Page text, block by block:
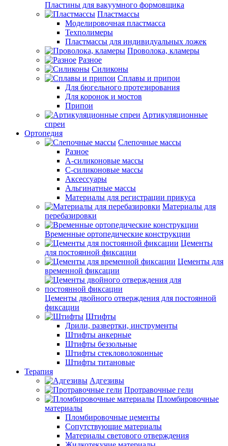
Пластины для вакуумного формовщика
Пластмассы
Моделировочная пластмасса
Техполимеры
Пластмассы для индивидуальных ложек
Проволока, кламеры
Разное
Силиконы
Сплавы и припои
Для бюгельного протезирования
Для коронок и мостов
Припои
Артикуляционные
спреи
Ортопедия
Слепочные массы
Разное
А-силиконовые массы
С-силиконовые массы
Аксессуары
Альгинатные массы
Материалы для регистрации прикуса
Материалы для
перебазировки
Временные ортопедические конструкции
Цементы
для постоянной фиксации
Цементы для
временной фиксации
Цементы двойного отверждения для постоянной
фиксации
Штифты
Дрили, развертки, инструменты
Штифты анкерные
Штифты беззольные
Штифты стекловолоконные
Штифты титановые
Терапия
Адгезивы
Протравочные гели
Пломбировочные
материалы
Пломбировочные цементы
Сопутствующие материалы
Материалы светового отверждения